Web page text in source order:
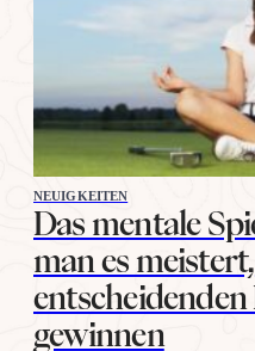
NEUIGKEITEN
Das mentale
man es
gewinnen